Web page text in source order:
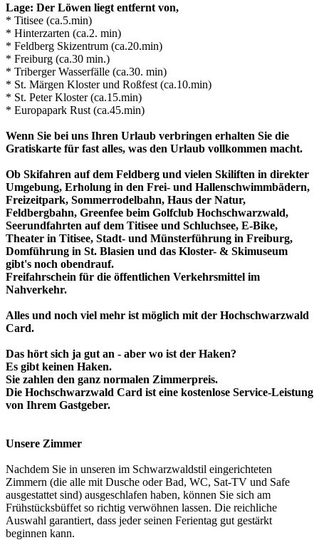
Lage: Der Löwen liegt entfernt von,
* Titisee (ca.5.min)
* Hinterzarten (ca.2. min)
* Feldberg Skizentrum (ca.20.min)
* Freiburg (ca.30 min.)
* Triberger Wasserfälle (ca.30. min)
* St. Märgen Kloster und Roßfest (ca.10.min)
* St. Peter Kloster (ca.15.min)
* Europapark Rust (ca.45.min)
Wenn Sie bei uns Ihren Urlaub verbringen erhalten Sie die
Gratiskarte für fast alles, was den Urlaub vollkommen macht.
Ob Skifahren auf dem Feldberg und vielen Skiliften in direkter
Umgebung, Erholung in den Frei- und Hallenschwimmbädern,
Freizeitpark, Sommerrodelbahn, Haus der Natur,
Feldbergbahn, Greenfee beim Golfclub Hochschwarzwald,
Seerundfahrten auf dem Titisee und Schluchsee, E-Bike,
Theater in Titisee, Stadt- und Münsterführung in Freiburg,
Domführung in St. Blasien und das Kloster- & Skimuseum
gibt's noch obendrauf.
Freifahrschein für die öffentlichen Verkehrsmittel im
Nahverkehr.
Alles und noch viel mehr ist möglich mit der Hochschwarzwald
Card.
Das hört sich ja gut an - aber wo ist der Haken?
Es gibt keinen Haken.
Sie zahlen den ganz normalen Zimmerpreis.
Die Hochschwarzwald Card ist eine kostenlose Service-Leistung
von Ihrem Gastgeber.
Unsere Zimmer
Nachdem Sie in unseren im Schwarzwaldstil eingerichteten
Zimmern (die alle mit Dusche oder Bad, WC, Sat-TV und Safe
ausgestattet sind) ausgeschlafen haben, können Sie sich am
Frühstücksbüffet so richtig verwöhnen lassen. Die reichliche
Auswahl garantiert, dass jeder seinen Ferientag gut gestärkt
beginnen kann.